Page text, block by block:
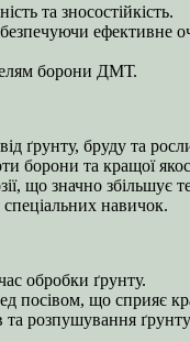
та зносостійкість.
ефективне
борони ДМТ.
ґрунту, бруду та
борони та кращої
що значно збільшує
навичок.
обробки ґрунту.
посівом, що сприяє
розпушування